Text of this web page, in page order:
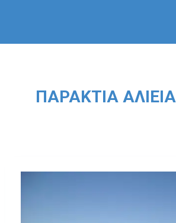
ΠΑΡΆΚΤΙΑ ΑΛΙΕΊΑ